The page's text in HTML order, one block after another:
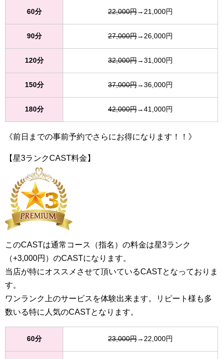
60分 22,000円→21,000円
90分 27,000円→26,000円
120分 32,000円→31,000円
150分 37,000円→36,000円
180分 42,000円→41,000円
《前日までの事前予約でさらにお得になります！！》
【星3ランクCAST料金】
このCASTは通常コース（指名）の料金は星3ランク
（+3,000円）のCASTになります。
当店が特にオススメさせて頂いているCASTとなっておりま
す。
ワンランク上のサービスを体験出来ます。リピート様も多
数いる特に人気のCASTとなります。
60分 23,000円→22,000円